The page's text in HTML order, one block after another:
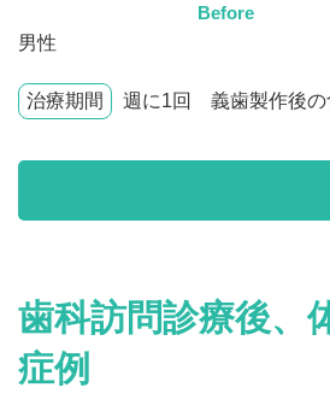
Before
男性
治療期間 週に1回 義歯製作後の
歯科訪問診療後、
症例